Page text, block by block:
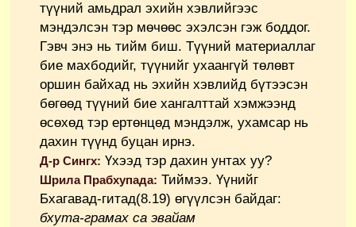
түүний амьдрал эхийн хэвлийгээс
мэндэлсэн тэр мөчөөс эхэлсэн гэж боддог.
Гэвч энэ нь тийм биш. Түүний материаллаг
бие махбодийг, түүнийг ухаангүй төлөвт
оршин байхад нь эхийн хэвлийд бүтээсэн
бөгөөд түүний бие хангалттай хэмжээнд
өсөхөд тэр ертөнцөд мэндэлж, ухамсар нь
дахин түүнд буцан ирнэ.
Д-р Сингх: Үхээд тэр дахин унтах уу?
Шрила Прабхупада: Тиймээ. Үүнийг
Бхагавад-гитад(8.19) өгүүлсэн байдаг:
бхута-грамах са эвайам